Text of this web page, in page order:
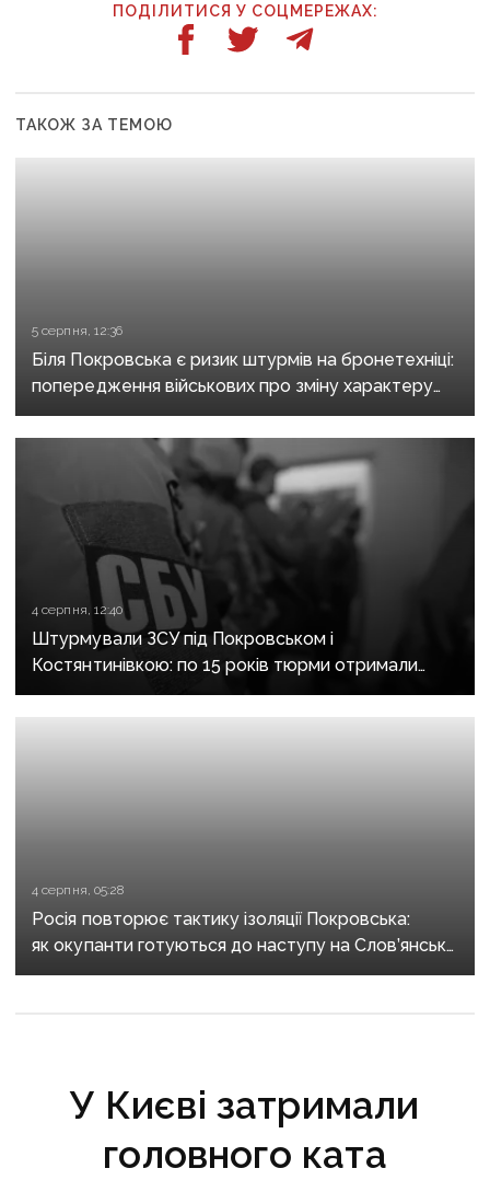
ПОДІЛИТИСЯ У СОЦМЕРЕЖАХ:
ТАКОЖ ЗА ТЕМОЮ
5 серпня, 12:36
Біля Покровська є ризик штурмів на бронетехніці:
попередження військових про зміну характеру
боїв на напрямку
4 серпня, 12:40
Штурмували ЗСУ під Покровськом і
Костянтинівкою: по 15 років тюрми отримали
десятеро бойовиків, які воювали на боці рф
4 серпня, 05:28
Росія повторює тактику ізоляції Покровська:
як окупанти готуються до наступу на Слов’янськ і
Краматорськ
У Києві затримали
головного ката